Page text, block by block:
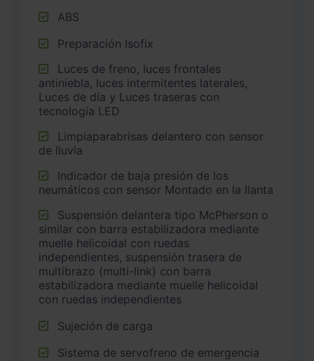
ABS
Preparación Isofix
antiniebla, luces intermitentes laterales,
Luces de día y Luces traseras con
tecnología LED
de lluvia
neumáticos con sensor Montado en la llanta
similar con barra estabilizadora mediante
muelle helicoidal con ruedas
independientes, suspensión trasera de
multibrazo (multi-link) con barra
estabilizadora mediante muelle helicoidal
con ruedas independientes
Sujeción de carga
Sistema de servofreno de emergencia